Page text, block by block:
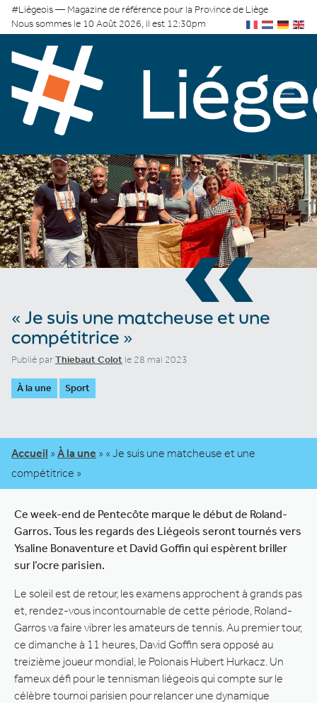
#Liégeois — Magazine de référence pour la Province de Liège
Nous sommes le 10 Août 2026, il est 12:30pm
«
« Je suis une matcheuse et une
compétitrice »
Publié parThiebaut Colot le 28 mai 2023
À la une Sport
Accueil » À la une » « Je suis une matcheuse et une
compétitrice »
Ce week-end de Pentecôte marque le début de Roland-
Garros. Tous les regards des Liégeois seront tournés vers
Ysaline Bonaventure et David Goffin qui espèrent briller
sur l’ocre parisien.
Le soleil est de retour, les examens approchent à grands pas
et, rendez-vous incontournable de cette période, Roland-
Garros va faire vibrer les amateurs de tennis. Au premier tour,
ce dimanche à 11 heures, David Goffin sera opposé au
treizième joueur mondial, le Polonais Hubert Hurkacz. Un
fameux défi pour le tennisman liégeois qui compte sur le
célèbre tournoi parisien pour relancer une dynamique